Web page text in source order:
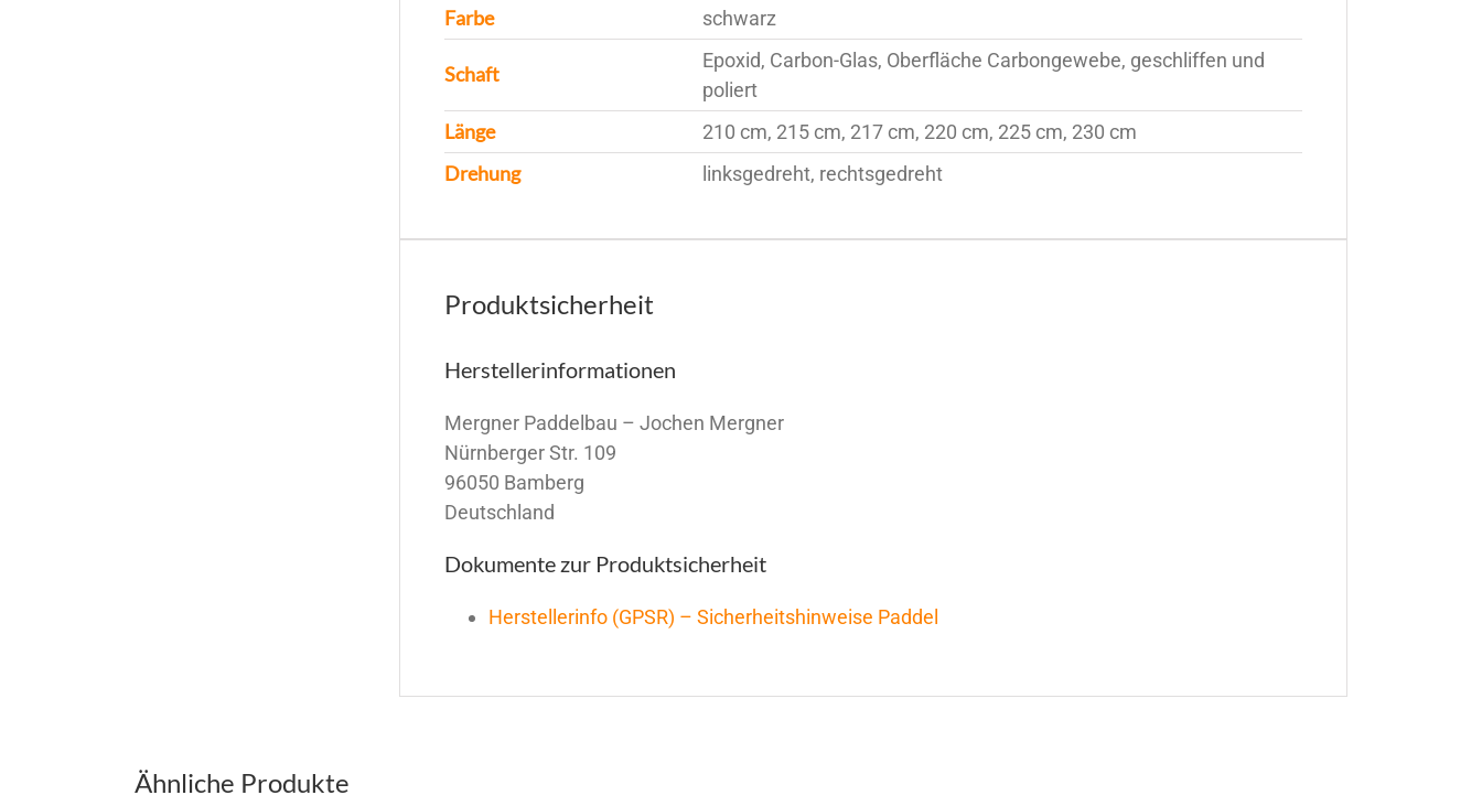
Farbe schwarz
Schaft
Epoxid, Carbon-Glas, Oberfläche Carbongewebe, geschliffen und
poliert
Länge 210 cm, 215 cm, 217 cm, 220 cm, 225 cm, 230 cm
Drehung linksgedreht, rechtsgedreht
Produktsicherheit
Herstellerinformationen
Mergner Paddelbau – Jochen Mergner
Nürnberger Str. 109
96050 Bamberg
Deutschland
Dokumente zur Produktsicherheit
Herstellerinfo (GPSR) – Sicherheitshinweise Paddel
Ähnliche Produkte